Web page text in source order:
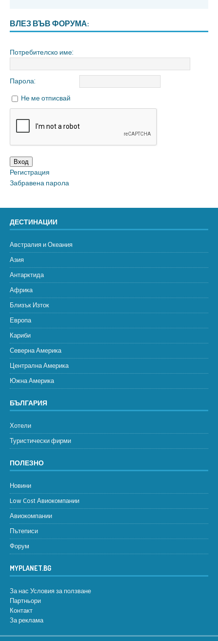
ВЛЕЗ ВЪВ ФОРУМА:
Потребителско име:
Парола:
Не ме отписвай
Вход
Регистрация
Забравена парола
ДЕСТИНАЦИИ
Австралия и Океания
Азия
Антарктида
Африка
Близък Изток
Европа
Кариби
Северна Америка
Централна Америка
Южна Америка
БЪЛГАРИЯ
Хотели
Туристически фирми
ПОЛЕЗНО
Новини
Low Cost Авиокомпании
Авиокомпании
Пътеписи
Форум
MYPLANET.BG
За нас Условия за ползване
Партньори
Контакт
За реклама